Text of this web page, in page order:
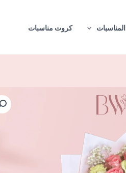
المناسبات كروت مناسبات